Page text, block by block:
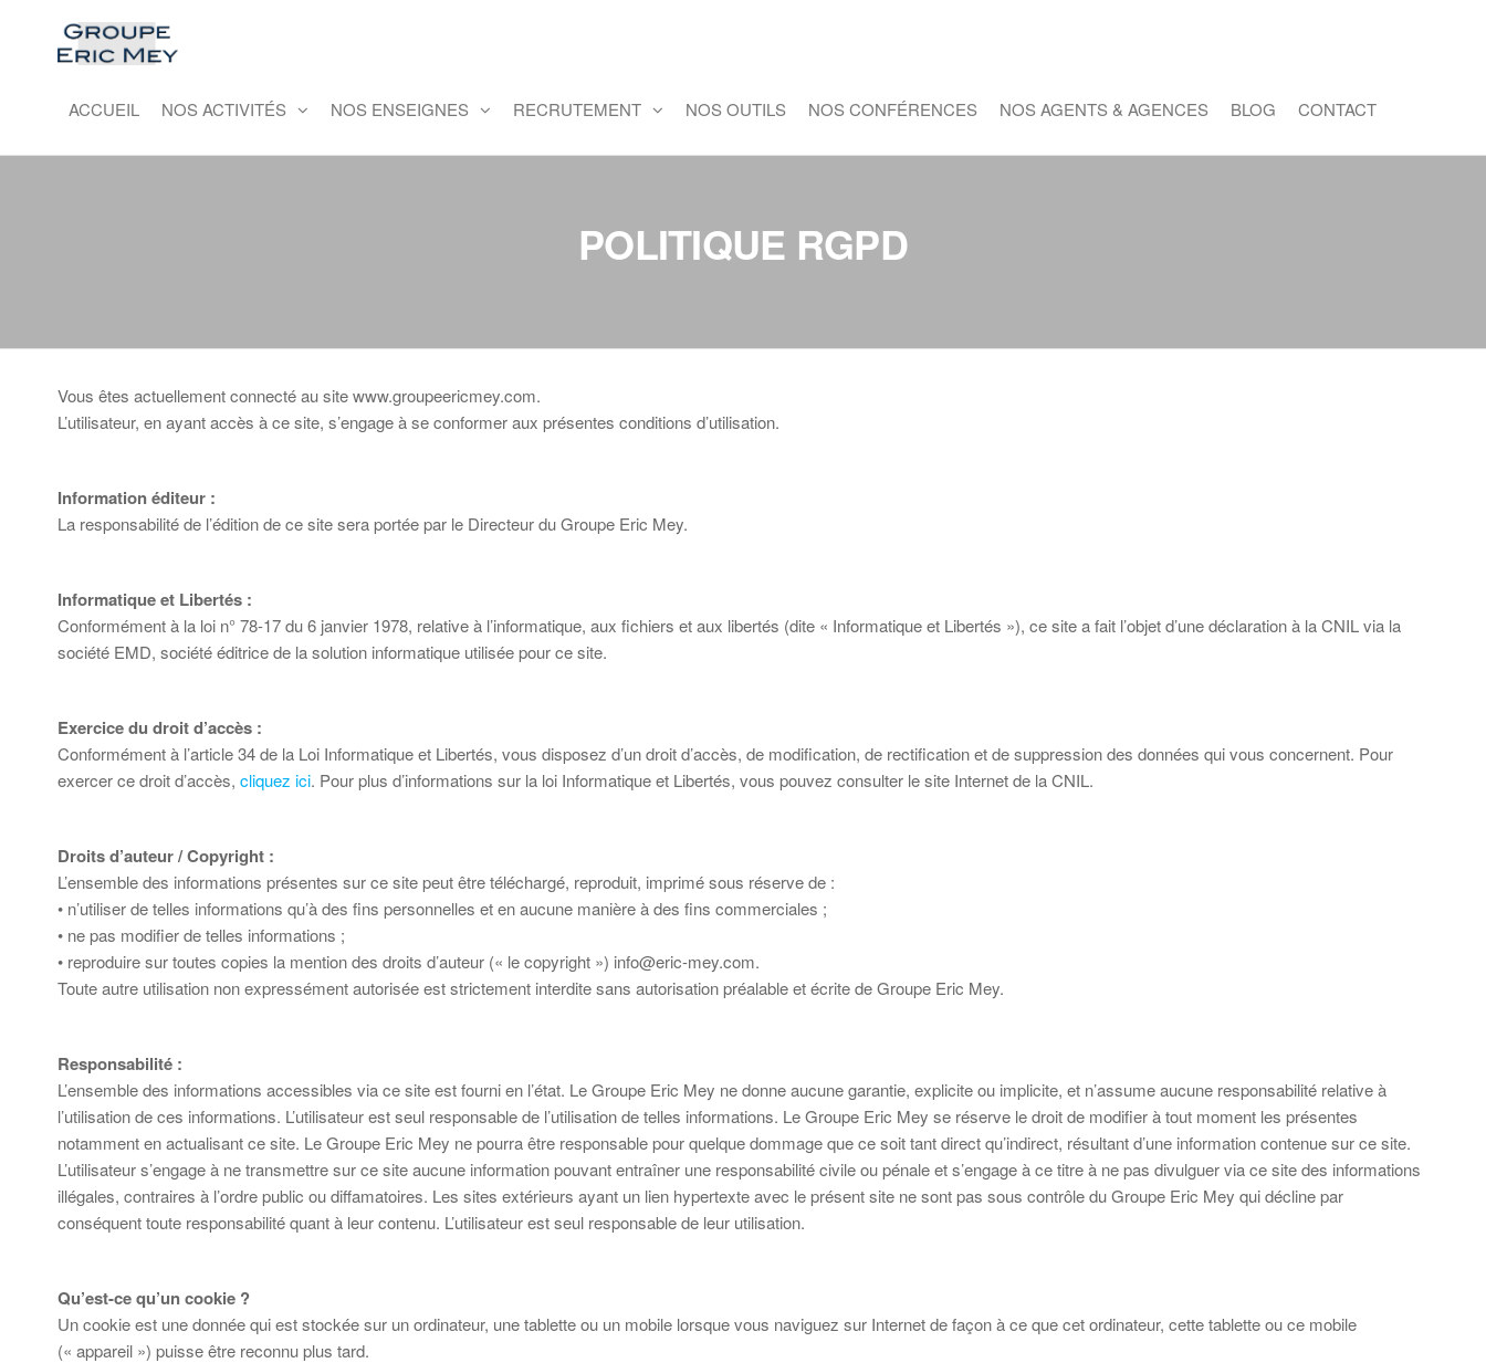
Mey
l'envergure
ACCUEIL NOS ACTIVITÉS NOS ENSEIGNES RECRUTEMENT NOS OUTILS NOS CONFÉRENCES NOS AGENTS & AGENCES BLOG CONTACT
POLITIQUE RGPD
Vous êtes actuellement connecté au site www.groupeericmey.com.
L’utilisateur, en ayant accès à ce site, s’engage à se conformer aux présentes conditions d’utilisation.
Information éditeur :
La responsabilité de l’édition de ce site sera portée par le Directeur du Groupe Eric Mey.
Informatique et Libertés :
Conformément à la loi n° 78-17 du 6 janvier 1978, relative à l’informatique, aux fichiers et aux libertés (dite « Informatique et Libertés »), ce site a fait l’objet d’une déclaration à la CNIL via la
société EMD, société éditrice de la solution informatique utilisée pour ce site.
Exercice du droit d’accès :
Conformément à l’article 34 de la Loi Informatique et Libertés, vous disposez d’un droit d’accès, de modification, de rectification et de suppression des données qui vous concernent. Pour
exercer ce droit d’accès, cliquez ici. Pour plus d’informations sur la loi Informatique et Libertés, vous pouvez consulter le site Internet de la CNIL.
Droits d’auteur / Copyright :
L’ensemble des informations présentes sur ce site peut être téléchargé, reproduit, imprimé sous réserve de :
• n’utiliser de telles informations qu’à des fins personnelles et en aucune manière à des fins commerciales ;
• ne pas modifier de telles informations ;
• reproduire sur toutes copies la mention des droits d’auteur (« le copyright ») info@eric-mey.com.
Toute autre utilisation non expressément autorisée est strictement interdite sans autorisation préalable et écrite de Groupe Eric Mey.
Responsabilité :
L’ensemble des informations accessibles via ce site est fourni en l’état. Le Groupe Eric Mey ne donne aucune garantie, explicite ou implicite, et n’assume aucune responsabilité relative à
l’utilisation de ces informations. L’utilisateur est seul responsable de l’utilisation de telles informations. Le Groupe Eric Mey se réserve le droit de modifier à tout moment les présentes
notamment en actualisant ce site. Le Groupe Eric Mey ne pourra être responsable pour quelque dommage que ce soit tant direct qu’indirect, résultant d’une information contenue sur ce site.
L’utilisateur s’engage à ne transmettre sur ce site aucune information pouvant entraîner une responsabilité civile ou pénale et s’engage à ce titre à ne pas divulguer via ce site des informations
illégales, contraires à l’ordre public ou diffamatoires. Les sites extérieurs ayant un lien hypertexte avec le présent site ne sont pas sous contrôle du Groupe Eric Mey qui décline par
conséquent toute responsabilité quant à leur contenu. L’utilisateur est seul responsable de leur utilisation.
Qu’est-ce qu’un cookie ?
Un cookie est une donnée qui est stockée sur un ordinateur, une tablette ou un mobile lorsque vous naviguez sur Internet de façon à ce que cet ordinateur, cette tablette ou ce mobile
(« appareil ») puisse être reconnu plus tard.